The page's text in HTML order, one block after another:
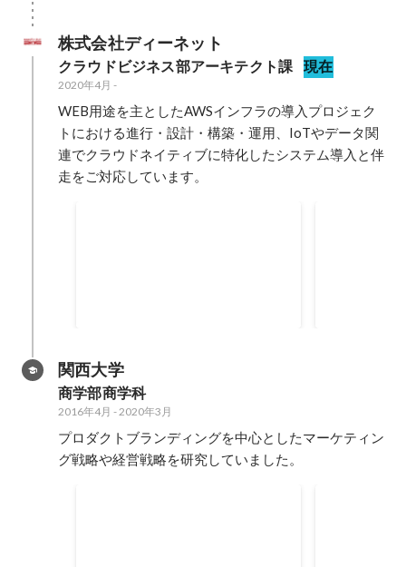
株式会社ディーネット
クラウドビジネス部アーキテクト課 現在
2020年4月 -
WEB用途を主としたAWSインフラの導入プロジェク
トにおける進行・設計・構築・運用、IoTやデータ関
連でクラウドネイティブに特化したシステム導入と伴
走をご対応しています。
関西大学
商学部商学科
2016年4月 - 2020年3月
プロダクトブランディングを中心としたマーケティン
グ戦略や経営戦略を研究していました。